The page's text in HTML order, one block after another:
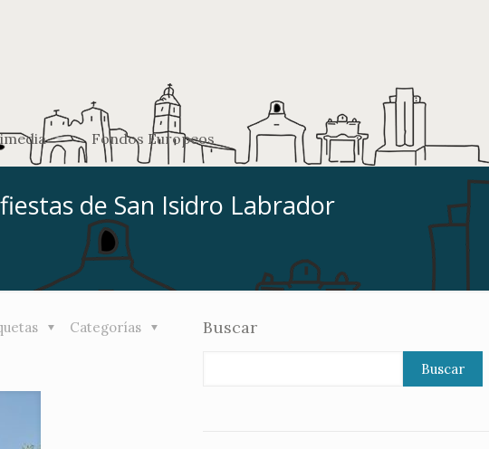
Fondos Europeos
de San Isidro Labrador
Categorías Buscar
Buscar